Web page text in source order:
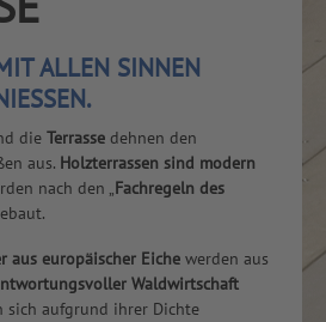
ALLEN SINNEN
die Terrasse dehnen den
aus. Holzterrassen sind modern
nach den „ Fachregeln des
aus europäischer Eiche werden aus
Waldwirtschaft
sich aufgrund ihrer Dichte